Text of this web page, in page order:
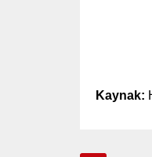
Kaynak: